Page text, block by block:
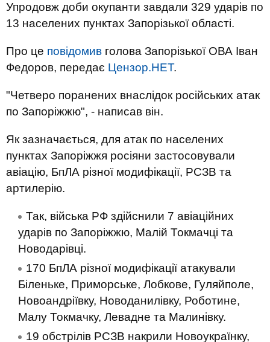
Упродовж доби окупанти завдали 329 ударів по
13 населених пунктах Запорізької області.
Про це повідомив голова Запорізької ОВА Іван
Федоров, передає Цензор.НЕТ.
"Четверо поранених внаслідок російських атак
по Запоріжжю", - написав він.
Як зазначається, для атак по населених
пунктах Запоріжжя росіяни застосовували
авіацію, БпЛА різної модифікації, РСЗВ та
артилерію.
Так, війська РФ здійснили 7 авіаційних
ударів по Запоріжжю, Малій Токмачці та
Новодарівці.
170 БпЛА різної модифікації атакували
Біленьке, Приморське, Лобкове, Гуляйполе,
Новоандріївку, Новоданилівку, Роботине,
Малу Токмачку, Левадне та Малинівку.
19 обстрілів РСЗВ накрили Новоукраїнку,